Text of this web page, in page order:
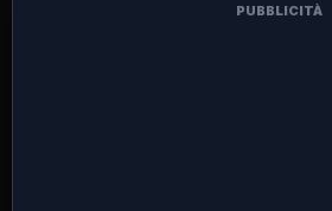
PUBBLICITÀ